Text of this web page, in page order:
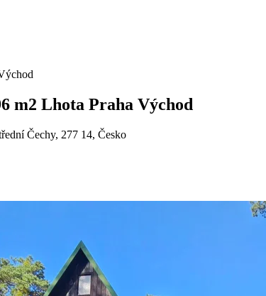
m2 Lhota Praha Východ
Čechy, 277 14, Česko